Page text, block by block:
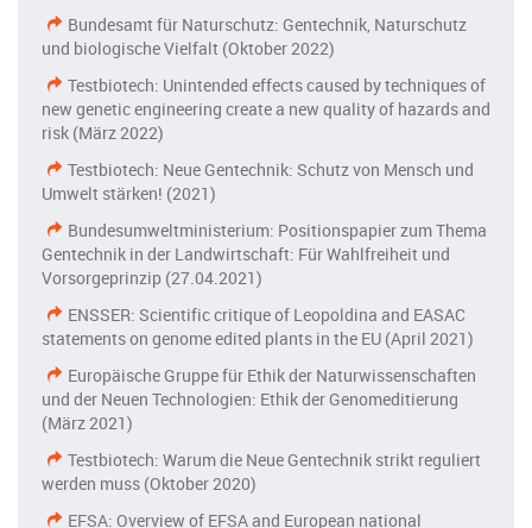
Bundesamt für Naturschutz: Gentechnik, Naturschutz
und biologische Vielfalt (Oktober 2022)
Testbiotech: Unintended effects caused by techniques of
new genetic engineering create a new quality of hazards and
risk (März 2022)
Testbiotech: Neue Gentechnik: Schutz von Mensch und
Umwelt stärken! (2021)
Bundesumweltministerium: Positionspapier zum Thema
Gentechnik in der Landwirtschaft: Für Wahlfreiheit und
Vorsorgeprinzip (27.04.2021)
ENSSER: Scientific critique of Leopoldina and EASAC
statements on genome edited plants in the EU (April 2021)
Europäische Gruppe für Ethik der Naturwissenschaften
und der Neuen Technologien: Ethik der Genomeditierung
(März 2021)
Testbiotech: Warum die Neue Gentechnik strikt reguliert
werden muss (Oktober 2020)
EFSA: Overview of EFSA and European national